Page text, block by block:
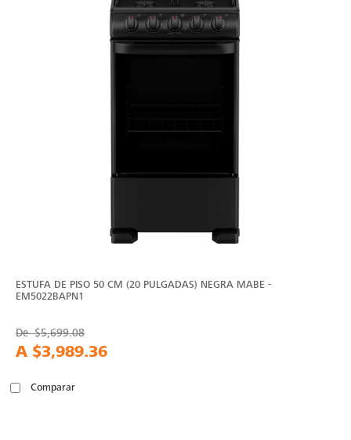
ESTUFA DE PISO 50 CM (20 PULGADAS) NEGRA MABE -
EM5022BAPN1
De$5,699.08
A $3,989.36
Comparar